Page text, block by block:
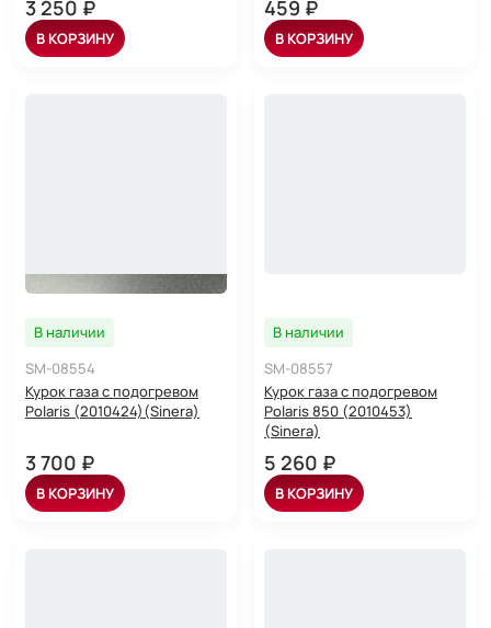
3 250 ₽
В КОРЗИНУ
459 ₽
В КОРЗИНУ
В наличии
SM-08554
Курок газа с подогревом
Polaris (2010424)(Sinera)
3 700 ₽
В КОРЗИНУ
В наличии
SM-08557
Курок газа с подогревом
Polaris 850 (2010453)
(Sinera)
5 260 ₽
В КОРЗИНУ